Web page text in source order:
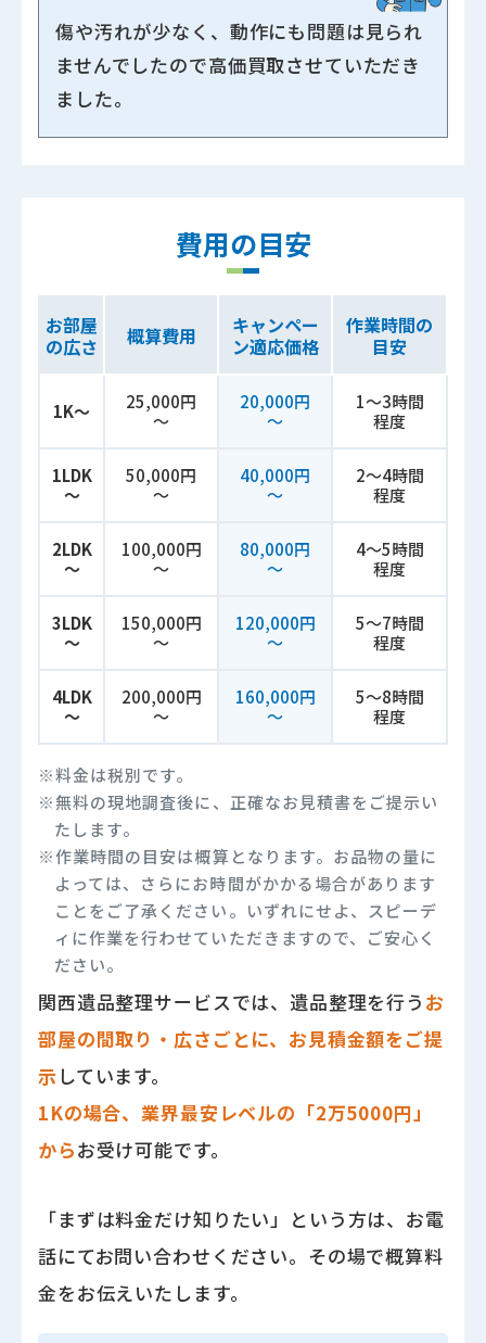
傷や汚れが少なく、動作にも問題は見られ
ませんでしたので高価買取させていただき
ました。
費用の目安
関西遺品整理サービスでは、遺品整理を行う お
部屋の間取り・広さごとに、お見積金額をご提
示 しています。
1Kの場合、業界最安レベルの「2万5000円」
からお受け可能です。
「まずは料金だけ知りたい」という方は、お電
話にてお問い合わせください。その場で概算料
金をお伝えいたします。
お部屋
の広さ
概算費用
キャンペー
ン適応価格
作業時間の
目安
1K～
25,000円
～
20,000円
～
1～3時間
程度
1LDK
～
50,000円
～
40,000円
～
2～4時間
程度
2LDK
～
100,000円
～
80,000円
～
4～5時間
程度
3LDK
～
150,000円
～
120,000円
～
5～7時間
程度
4LDK
～
200,000円
～
160,000円
～
5～8時間
程度
※料金は税別です。
※無料の現地調査後に、正確なお見積書をご提示い
たします。
※作業時間の目安は概算となります。お品物の量に
よっては、さらにお時間がかかる場合があります
ことをご了承ください。いずれにせよ、スピーデ
ィに作業を行わせていただきますので、ご安心く
ださい。